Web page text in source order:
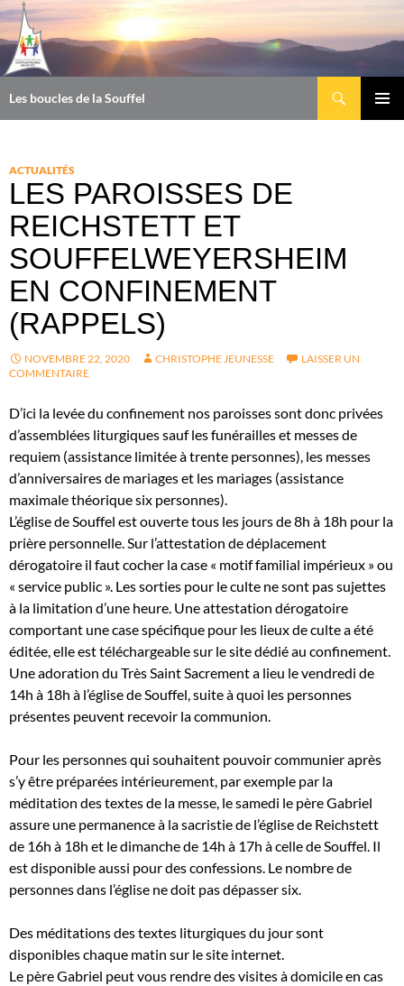
Aller
contenu
Les boucles de la Souffel
ACTUALITÉS
LES PAROISSES DE
REICHSTETT ET
SOUFFELWEYERSHEIM
EN CONFINEMENT
(RAPPELS)
NOVEMBRE 22, 2020 CHRISTOPHE JEUNESSE
LAISSER UN
COMMENTAIRE
D’ici la levée du confinement nos paroisses sont donc privées
d’assemblées liturgiques sauf les funérailles et messes de
requiem (assistance limitée à trente personnes), les messes
d’anniversaires de mariages et les mariages (assistance
maximale théorique six personnes).
L’église de Souffel est ouverte tous les jours de 8h à 18h pour la
prière personnelle. Sur l’attestation de déplacement
dérogatoire il faut cocher la case « motif familial impérieux » ou
« service public ». Les sorties pour le culte ne sont pas sujettes
à la limitation d’une heure. Une attestation dérogatoire
comportant une case spécifique pour les lieux de culte a été
éditée, elle est téléchargeable sur le site dédié au confinement.
Une adoration du Très Saint Sacrement a lieu le vendredi de
14h à 18h à l’église de Souffel, suite à quoi les personnes
présentes peuvent recevoir la communion.
Pour les personnes qui souhaitent pouvoir communier après
s’y être préparées intérieurement, par exemple par la
méditation des textes de la messe, le samedi le père Gabriel
assure une permanence à la sacristie de l’église de Reichstett
de 16h à 18h et le dimanche de 14h à 17h à celle de Souffel. Il
est disponible aussi pour des confessions. Le nombre de
personnes dans l’église ne doit pas dépasser six.
Des méditations des textes liturgiques du jour sont
disponibles chaque matin sur le site internet.
Le père Gabriel peut vous rendre des visites à domicile en cas